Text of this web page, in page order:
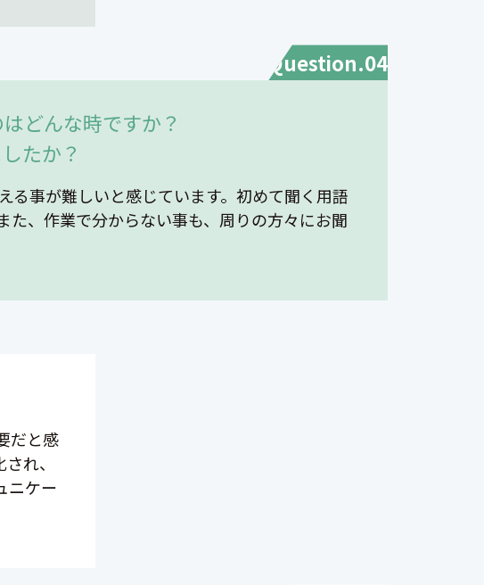
Question.04
どんな時ですか？
たか？
る事が難しいと感じています。初めて聞く用語
た、作業で分からない事も、周りの方々にお聞
だと感
れ、
ニケー